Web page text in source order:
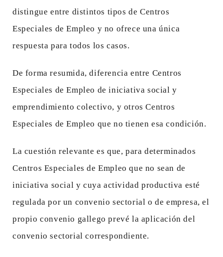
distingue entre distintos tipos de Centros
Especiales de Empleo y no ofrece una única
respuesta para todos los casos.
De forma resumida, diferencia entre Centros
Especiales de Empleo de iniciativa social y
emprendimiento colectivo, y otros Centros
Especiales de Empleo que no tienen esa condición.
La cuestión relevante es que, para determinados
Centros Especiales de Empleo que no sean de
iniciativa social y cuya actividad productiva esté
regulada por un convenio sectorial o de empresa, el
propio convenio gallego prevé la aplicación del
convenio sectorial correspondiente.